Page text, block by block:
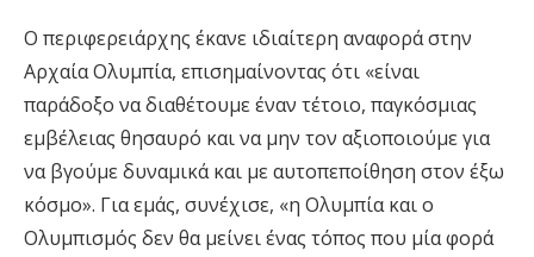
Ο περιφερειάρχης έκανε ιδιαίτερη αναφορά στην
Αρχαία Ολυμπία, επισημαίνοντας ότι «είναι
παράδοξο να διαθέτουμε έναν τέτοιο, παγκόσμιας
εμβέλειας θησαυρό και να μην τον αξιοποιούμε για
να βγούμε δυναμικά και με αυτοπεποίθηση στον έξω
κόσμο». Για εμάς, συνέχισε, «η Ολυμπία και ο
Ολυμπισμός δεν θα μείνει ένας τόπος που μία φορά